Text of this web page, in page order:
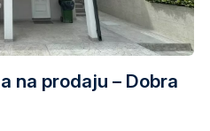
na prodaju – Dobra